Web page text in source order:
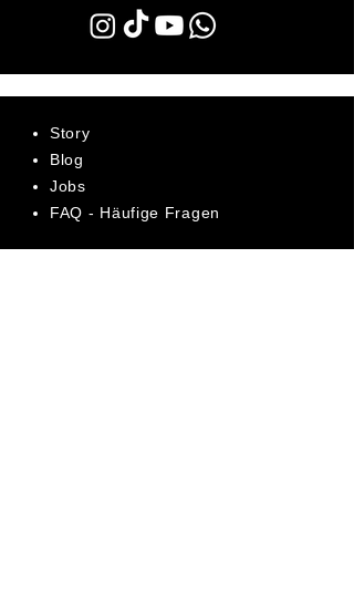
Story
Blog
Jobs
FAQ - Häufige Fragen